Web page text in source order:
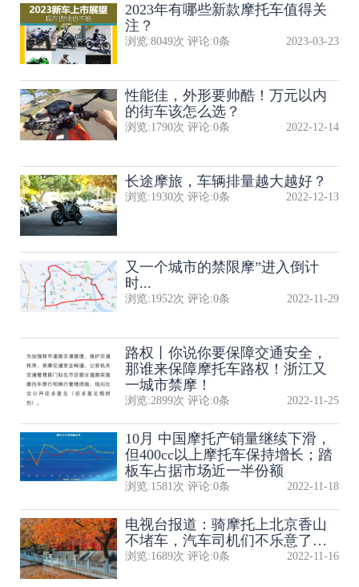
2023年有哪些新款摩托车值得关
注？
浏览:8049次 评论:0条 2023-03-23
性能佳，外形要帅酷！万元以内
的街车该怎么选？
浏览:1790次 评论:0条 2022-12-14
长途摩旅，车辆排量越大越好？
浏览:1930次 评论:0条 2022-12-13
又一个城市的禁限摩”进入倒计
时...
浏览:1952次 评论:0条 2022-11-29
路权丨你说你要保障交通安全，
那谁来保障摩托车路权！浙江又
一城市禁摩！
浏览:2899次 评论:0条 2022-11-25
10月 中国摩托产销量继续下滑，
但400cc以上摩托车保持增长；踏
板车占据市场近一半份额
浏览:1581 次 评论:0条 2022-11-18
电视台报道：骑摩托上北京香山
不堵车，汽车司机们不乐意了…
浏览:1689次 评论:0条 2022-11-16